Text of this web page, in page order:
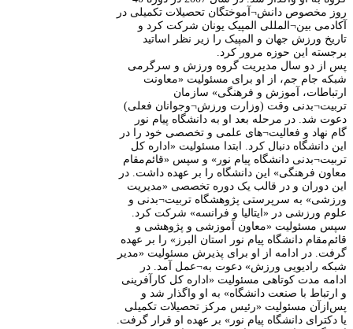
روز مخصوص دانش¬آموختگان تحصیلات تکمیلی در
آکادمی بین¬المللی المپیک یونان شرکت کرد و
تاریخ ورزش جهان و المپیک را زیر نظر اساتید
برجسته این حوزه مرور کرد.
پس از دو سال مدیریت گروه ورزش و سرگرمی
شبکه جام جم، از او برای مسئولیت «معاونت
ارتباطات، آموزش و فرهنگی» سازمان
تربیت¬بدنی وقت (وزارت ورزش¬وجوانان فعلی)
دعوت شد. در مرحله بعد او به دانشگاه پیام نور
گام نهاد و فعالیت¬های علمی و تخصصی خود را در
این دانشگاه دنبال کرد. ابتدا مسئولیت «اداره کل
تربیت¬بدنی دانشگاه پیام نور» و سپس «قائم‌مقام
معاون فرهنگی» این دانشگاه را بر عهده داشت. در
این دوران و در قالب یک دوره تخصصی «مدیریت
ورزشی» به سرپرستی پژوهشگاه تربیت¬بدنی و
علوم ورزشی در «ایتالیا و فرانسه» شرکت کرد.
سپس مسئولیت «معاون آموزشی و پژوهشی و
قائم‌مقام دانشگاه پیام نور استان البرز» را بر عهده
گرفت. در ادامه از او برای پذیرش مسئولیت «مدیر
شبکه رادیویی ورزش» دعوت به¬عمل آمد. در
ادامه مدت کوتاهی مسئولیت «اداره کل کارآفرینی
و ارتباط با صنعت دانشگاه» به او واگذار شد و
پس‌ازآن مسئولیت «رئیس مرکز تحصیلات تکمیلی
یا دکترای دانشگاه پیام نور» بر عهده او قرار گرفت.